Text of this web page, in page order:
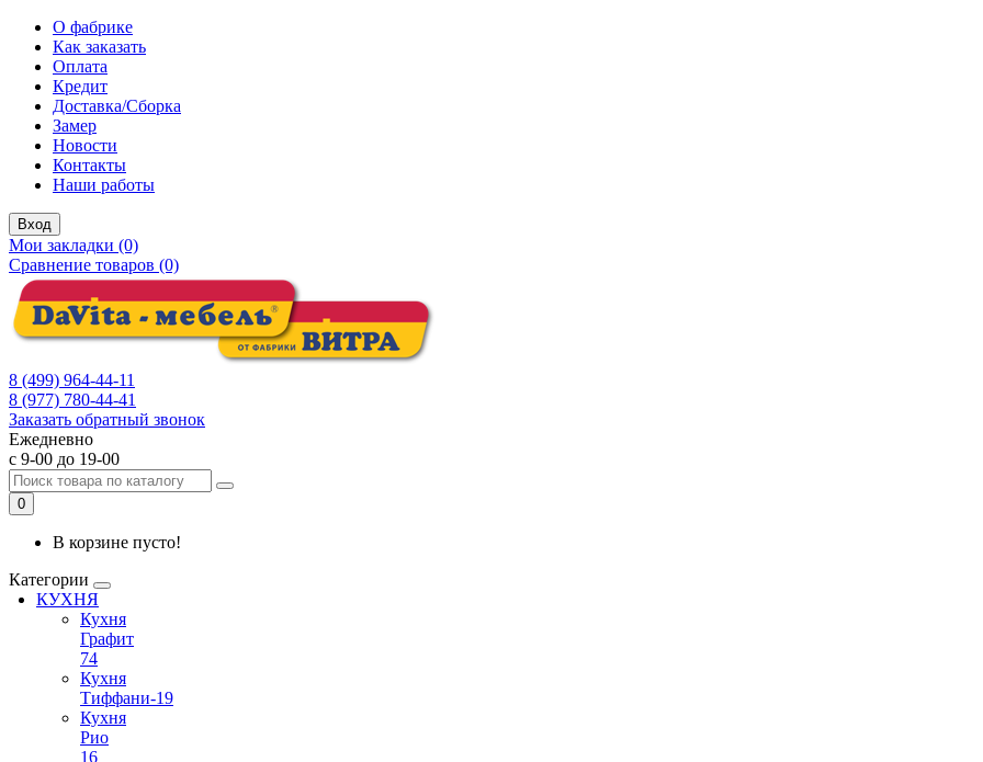
О фабрике
Как заказать
Оплата
Кредит
Доставка/Сборка
Замер
Новости
Контакты
Наши работы
Вход
Мои закладки (0)
Сравнение товаров (0)
8 (499) 964-44-11
8 (977) 780-44-41
Заказать обратный звонок
Ежедневно
с 9-00 до 19-00
0
В корзине пусто!
Категории
КУХНЯ
Кухня
Графит
74
Кухня
Тиффани-19
Кухня
Рио
16